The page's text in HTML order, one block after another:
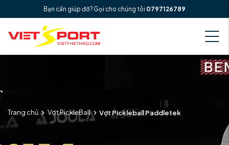
Bạn cần giúp đỡ? Gọi cho chúng tôi 0797126789
Trang chủ Vợt PickleBall Vợt Pickleball Paddletek